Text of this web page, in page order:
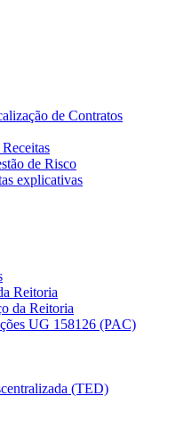
de Contratos
de Risco
explicativas
Reitoria
da Reitoria
UG 158126 (PAC)
(TED)